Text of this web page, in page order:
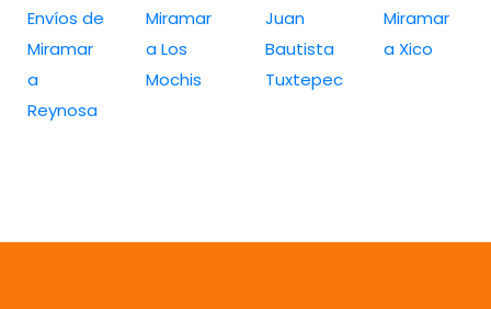
Envíos de
Miramar
a
Reynosa
Miramar
a Los
Mochis
Juan
Bautista
Tuxtepec
Miramar
a Xico